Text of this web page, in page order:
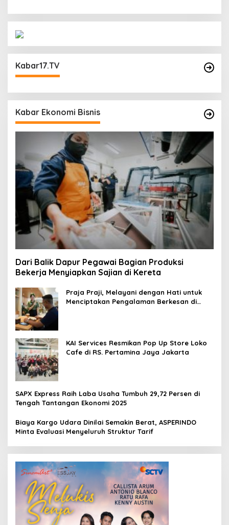
Kabar17.TV
Kabar Ekonomi Bisnis
Dari Balik Dapur Pegawai Bagian Produksi
Bekerja Menyiapkan Sajian di Kereta
Praja Praji, Melayani dengan Hati untuk
Menciptakan Pengalaman Berkesan di
KAI Services Resmikan Pop Up Store Loko
Cafe di RS. Pertamina Jaya Jakarta
SAPX Express Raih Laba Usaha Tumbuh 29,72 Persen di
Tengah Tantangan Ekonomi 2025
Biaya Kargo Udara Dinilai Semakin Berat, ASPERINDO
Minta Evaluasi Menyeluruh Struktur Tarif